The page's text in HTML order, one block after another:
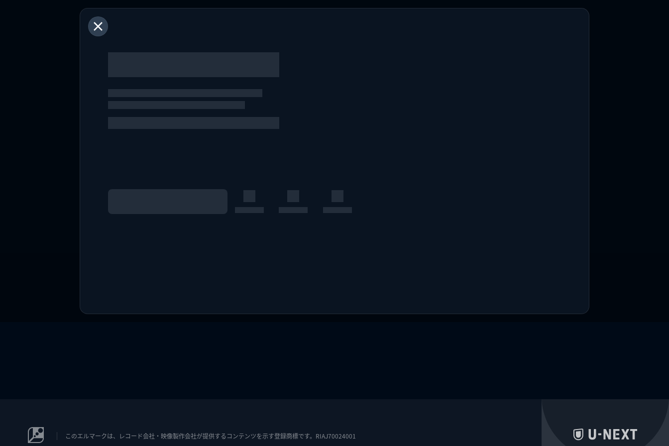
このエルマークは、レコード会社・映像製作会社が提供するコンテンツを示す登録商標です。RIAJ70024001